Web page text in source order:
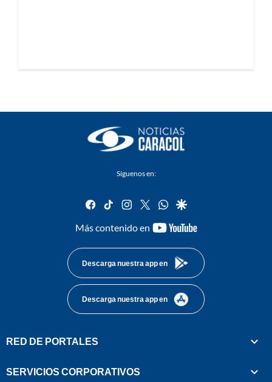
Síguenos en:
facebook
tiktok instagram
twitterwhatsapp
google
Más contenido en
youtube-
Descarga nuestra app en
Descarga nuestra app en
RED DE PORTALES
SERVICIOS CORPORATIVOS